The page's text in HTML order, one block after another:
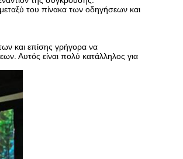
του πίνακα των οδηγήσεων και
και επίσης γρήγορα να
Αυτός είναι πολύ κατάλληλος για